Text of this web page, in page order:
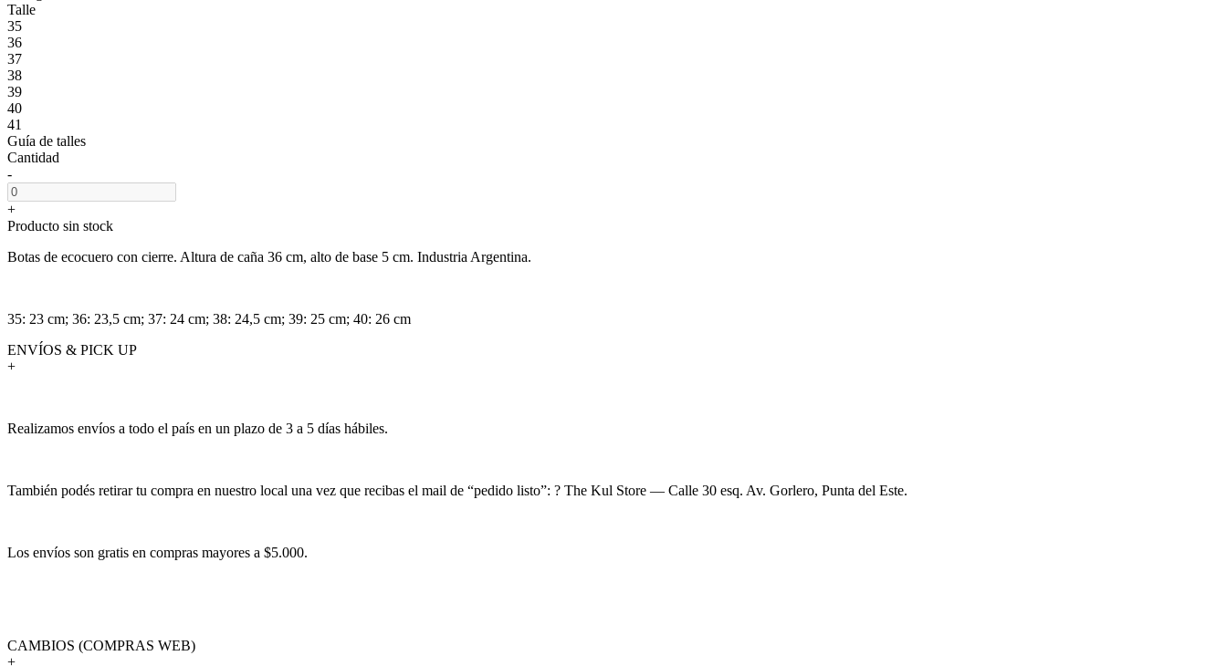
Talle
35
36
37
38
39
40
41
Guía de talles
Cantidad
-
+
Producto sin stock
Botas de ecocuero con cierre. Altura de caña 36 cm, alto de base 5 cm. Industria Argentina.
35: 23 cm; 36: 23,5 cm; 37: 24 cm; 38: 24,5 cm; 39: 25 cm; 40: 26 cm
ENVÍOS & PICK UP
+
Realizamos envíos a todo el país en un plazo de 3 a 5 días hábiles.
También podés retirar tu compra en nuestro local una vez que recibas el mail de “pedido listo”: ? The Kul Store — Calle 30 esq. Av. Gorlero, Punta del Este.
Los envíos son gratis en compras mayores a $5.000.
CAMBIOS (COMPRAS WEB)
+